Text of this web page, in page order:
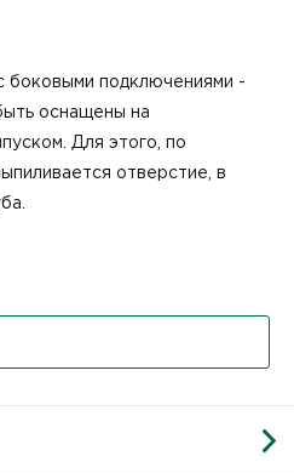
боковыми подключениями -
оснащены на
Для этого, по
отверстие, в